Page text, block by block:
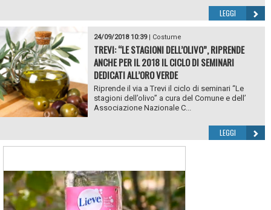
LEGGI
24/09/2018 10:39| Costume
TREVI: “LE STAGIONI DELL’OLIVO”, RIPRENDE
ANCHE PER IL 2018 IL CICLO DI SEMINARI
DEDICATI ALL’ORO VERDE
Riprende il via a Trevi il ciclo di seminari “Le
stagioni dell’olivo” a cura del Comune e dell’
Associazione Nazionale C...
LEGGI